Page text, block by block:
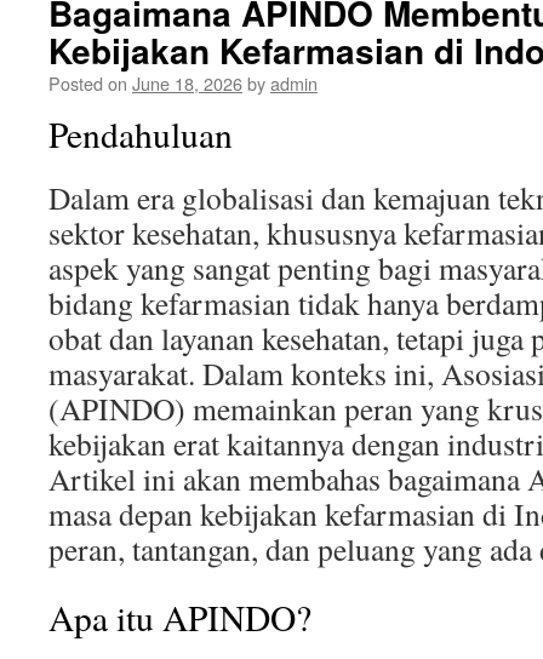
Bagaimana APINDO
Kebijakan Kefarmasian di
Posted on June 18, 2026byadmin
Pendahuluan
Dalam era globalisasi dan kemajuan
sektor kesehatan, khususnya
aspek yang sangat penting bagi
bidang kefarmasian tidak hanya
obat dan layanan kesehatan, tetapi juga
masyarakat. Dalam konteks ini,
(APINDO) memainkan peran yang
kebijakan erat kaitannya dengan
Artikel ini akan membahas bagaimana
masa depan kebijakan kefarmasian di
peran, tantangan, dan peluang yang
Apa itu APINDO?